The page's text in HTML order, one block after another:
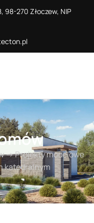
98-270 Złoczew, NIP
→Projekty modelowe
katedralnym